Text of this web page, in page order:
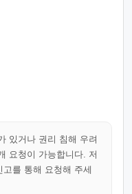
있거나 권리 침해 우려
요청이 가능합니다. 저
를 통해 요청해 주세